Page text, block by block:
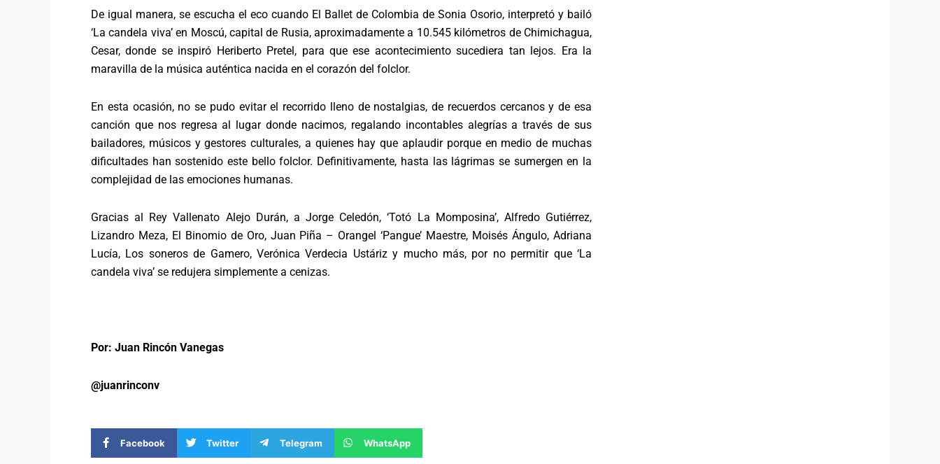
De igual manera, se escucha el eco cuando El Ballet de Colombia de Sonia Osorio, interpretó y bailó
‘La candela viva’ en Moscú, capital de Rusia, aproximadamente a 10.545 kilómetros de Chimichagua,
Cesar, donde se inspiró Heriberto Pretel, para que ese acontecimiento sucediera tan lejos. Era la
maravilla de la música auténtica nacida en el corazón del folclor.
En esta ocasión, no se pudo evitar el recorrido lleno de nostalgias, de recuerdos cercanos y de esa
canción que nos regresa al lugar donde nacimos, regalando incontables alegrías a través de sus
bailadores, músicos y gestores culturales, a quienes hay que aplaudir porque en medio de muchas
dificultades han sostenido este bello folclor. Definitivamente, hasta las lágrimas se sumergen en la
complejidad de las emociones humanas.
Gracias al Rey Vallenato Alejo Durán, a Jorge Celedón, ‘Totó La Momposina’, Alfredo Gutiérrez,
Lizandro Meza, El Binomio de Oro, Juan Piña – Orangel ‘Pangue’ Maestre, Moisés Ángulo, Adriana
Lucía, Los soneros de Gamero, Verónica Verdecia Ustáriz y mucho más, por no permitir que ‘La
candela viva’ se redujera simplemente a cenizas.
Por: Juan Rincón Vanegas
@juanrinconv
Facebook Twitter Telegram WhatsApp